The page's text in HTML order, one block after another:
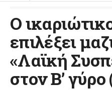
Ο
επιλέξει
«Λαϊκή
στον Β’